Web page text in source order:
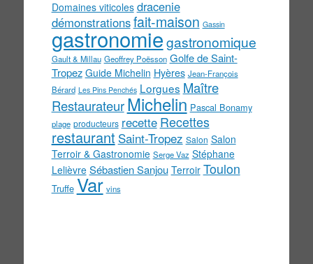
Domaines viticoles dracenie
démonstrationsfait-maison Gassin
gastronomiegastronomique
Gault & Millau Geoffrey Poësson Golfe de Saint-
Tropez Guide Michelin Hyères Jean-François
Bérard Les Pins Penchés Lorgues Maître
Restaurateur Michelin Pascal Bonamy
plage producteurs recette Recettes
restaurant Saint-Tropez Salon Salon
Terroir & Gastronomie Serge Vaz Stéphane
Lelièvre Sébastien Sanjou Terroir Toulon
Truffe Var vins